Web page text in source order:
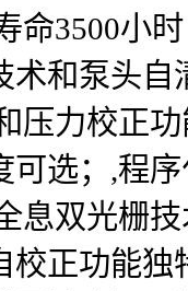
命3500小
术和泵头
压力校正
可选；,程
息双光栅
校正功能